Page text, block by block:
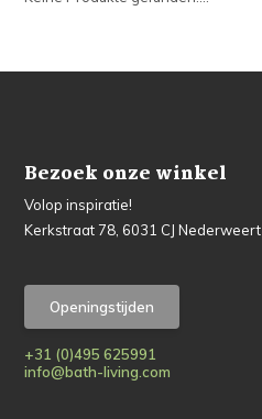
Bezoek onze winkel
Volop inspiratie!
Kerkstraat 78, 6031 CJ Nederweert
Openingstijden
+31 (0)495 625991
info@bath-living.com